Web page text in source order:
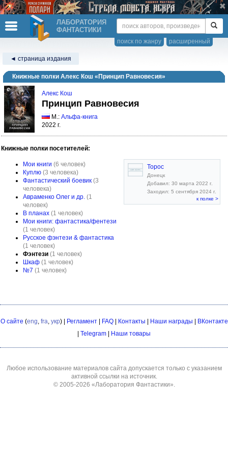
ЛАБОРАТОРИЯ
ФАНТАСТИКИ
расширенный
поиск по жанру
◄ страница издания
Книжные полки Алекс Кош «Принцип Равновесия»
Алекс Кош
Принцип Равновесия
М.: Альфа-книга
2022 г.
Книжные полки посетителей:
Мои книги (6 человек)
Куплю (3 человека)
Фантастический боевик (3
человека)
Авраменко Олег и др. (1
человек)
В планах (1 человек)
Мои книги: фантастика/фентези
(1 человек)
Русское фэнтези & фантастика
(1 человек)
Фэнтези (1 человек)
Шкаф (1 человек)
№7 (1 человек)
Торос
Донецк
Добавил: 30 марта 2022 г.
Заходил: 5 сентября 2024 г.
к полке >
О сайте (eng, fra, укр) | Регламент| FAQ| Контакты Наши награды
ВКонтакте
Telegram Наши товары
Любое использование материалов сайта допускается только с указанием
активной ссылки на источник.
© 2005-2026 «Лаборатория Фантастики».